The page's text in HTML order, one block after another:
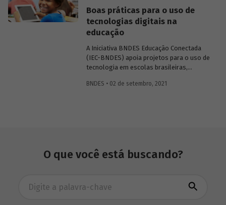
nacional. Conheça o perfil das causas de
óbito na região e entenda quais são os
desafios para ampliar a infraestrutura de
saúde, considerando as particularidades
Boas práticas para o uso de
tecnologias digitais na
educação
A Iniciativa BNDES Educação Conectada
(IEC-BNDES) apoia projetos para o uso de
tecnologia em escolas brasileiras,
possam ser replicados em outros
territórios participantes.
BNDES • 02 de setembro, 2021
O que você está buscando?